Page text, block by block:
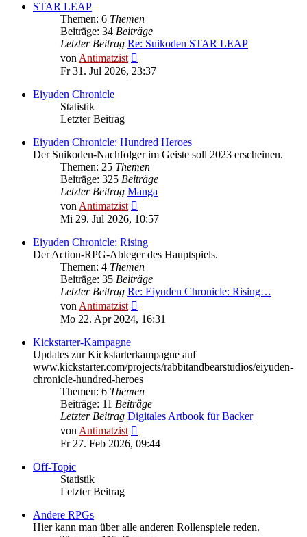
STAR LEAP
Themen: 6 Themen
Beiträge: 34 Beiträge
Letzter Beitrag Re: Suikoden STAR LEAP
vonAntimatzist
Beitrag
Fr 31. Jul 2026, 23:37
Eiyuden Chronicle
Statistik
Letzter Beitrag
Eiyuden Chronicle: Hundred Heroes
Der Suikoden-Nachfolger im Geiste soll 2023 erscheinen.
Themen: 25 Themen
Beiträge: 325 Beiträge
Letzter Beitrag Manga
vonAntimatzist
Beitrag
Mi 29. Jul 2026, 10:57
Eiyuden Chronicle: Rising
Der Action-RPG-Ableger des Hauptspiels.
Themen: 4 Themen
Beiträge: 35 Beiträge
Letzter Beitrag Re: Eiyuden Chronicle: Rising…
vonAntimatzist
Beitrag
Mo 22. Apr 2024, 16:31
Kickstarter-Kampagne
Updates zur Kickstarterkampagne auf
www.kickstarter.com/projects/rabbitandbearstudios/eiyuden-
chronicle-hundred-heroes
Themen: 6 Themen
Beiträge: 11 Beiträge
Letzter Beitrag Digitales Artbook für Backer
vonAntimatzist
Beitrag
Fr 27. Feb 2026, 09:44
Off-Topic
Statistik
Letzter Beitrag
Andere RPGs
Hier kann man über alle anderen Rollenspiele reden.